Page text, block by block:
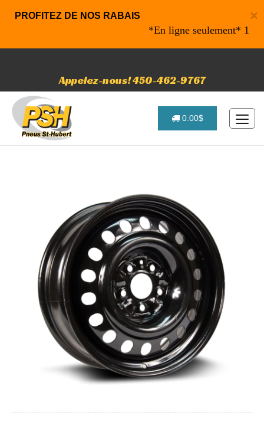
×
PROFITEZ DE NOS RABAIS
*En ligne seulement* 10%
Appelez-nous! 450-462-9767
0.00$